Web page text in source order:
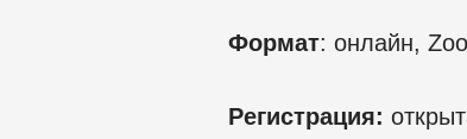
Формат: онлайн,
Регистрация: